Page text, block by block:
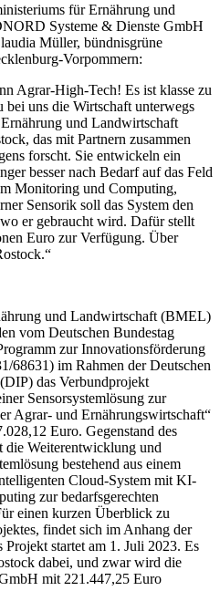
für Ernährung und
Systeme & Dienste GmbH
Müller, bündnisgrüne
Vorpommern:
Agrar-High-Tech! Es ist klasse zu
uns die Wirtschaft unterwegs
und Landwirtschaft
das mit Partnern zusammen
forscht. Sie entwickeln ein
besser nach Bedarf auf das Feld
Monitoring und Computing,
Sensorik soll das System den
er gebraucht wird. Dafür stellt
Euro zur Verfügung. Über
und Landwirtschaft (BMEL)
vom Deutschen Bundestag
zur Innovationsförderung
68631) im Rahmen der Deutschen
das Verbundprojekt
Sensorsystemlösung zur
Agrar- und Ernährungswirtschaft“
Euro. Gegenstand des
die Weiterentwicklung und
bestehend aus einem
Cloud-System mit KI-
zur bedarfsgerechten
einen kurzen Überblick zu
findet sich im Anhang der
startet am 1. Juli 2023. Es
dabei, und zwar wird die
mit 221.447,25 Euro